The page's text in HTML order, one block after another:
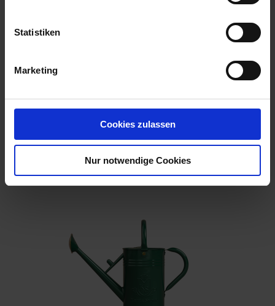
Statistiken
Marketing
Cookies zulassen
Nur notwendige Cookies